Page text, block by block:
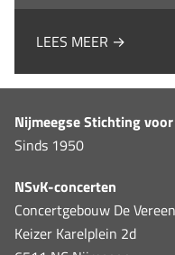
LEES MEER →
Nijmeegse Stichting
Sinds 1950
NSvK-concerten
Concertgebouw De
Keizer Karelplein 2d